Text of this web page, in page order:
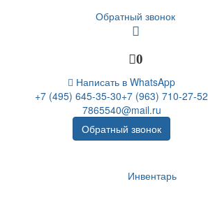
Обратный звонок
0
Написать в WhatsApp
+7 (495) 645-35-30+7 (963) 710-27-52
7865540@mail.ru
Обратный звонок
Инвентарь